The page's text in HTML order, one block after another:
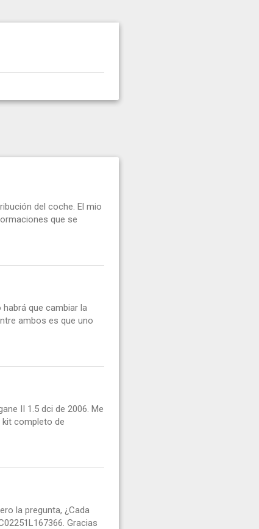
del coche. El mio
que se
habrá que cambiar la
ambos es que uno
II 1.5 dci de 2006. Me
completo de
la pregunta, ¿Cada
Gracias